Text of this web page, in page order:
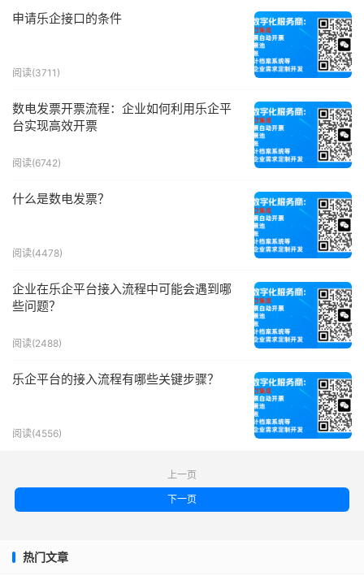
申请乐企接口的条件
阅读(3711)
数电发票开票流程：企业如何利用乐企平
台实现高效开票
阅读(6742)
什么是数电发票？
阅读(4478)
企业在乐企平台接入流程中可能会遇到哪
些问题？
阅读(2488)
乐企平台的接入流程有哪些关键步骤？
阅读(4556)
上一页
下一页
热门文章